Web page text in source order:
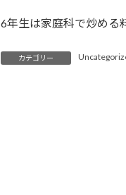
6年生は家庭科で炒める
カテゴリー